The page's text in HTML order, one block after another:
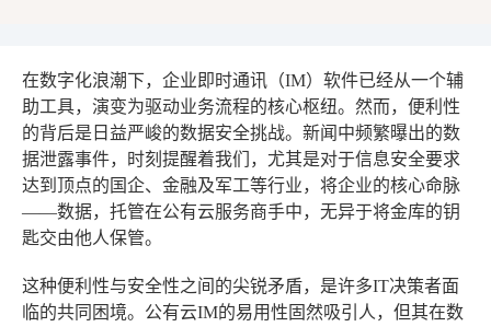
在数字化浪潮下，企业即时通讯（IM）软件已经从一个辅
助工具，演变为驱动业务流程的核心枢纽。然而，便利性
的背后是日益严峻的数据安全挑战。新闻中频繁曝出的数
据泄露事件，时刻提醒着我们，尤其是对于信息安全要求
达到顶点的国企、金融及军工等行业，将企业的核心命脉
——数据，托管在公有云服务商手中，无异于将金库的钥
匙交由他人保管。
这种便利性与安全性之间的尖锐矛盾，是许多IT决策者面
临的共同困境。公有云IM的易用性固然吸引人，但其在数